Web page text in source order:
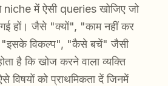
में ऐसी queries खोजिए जो
हों। जैसे "क्यों", "काम नहीं कर
विकल्प", "कैसे बचें" जैसी
है कि खोज करने वाला व्यक्ति
विषयों को प्राथमिकता दें जिनमें